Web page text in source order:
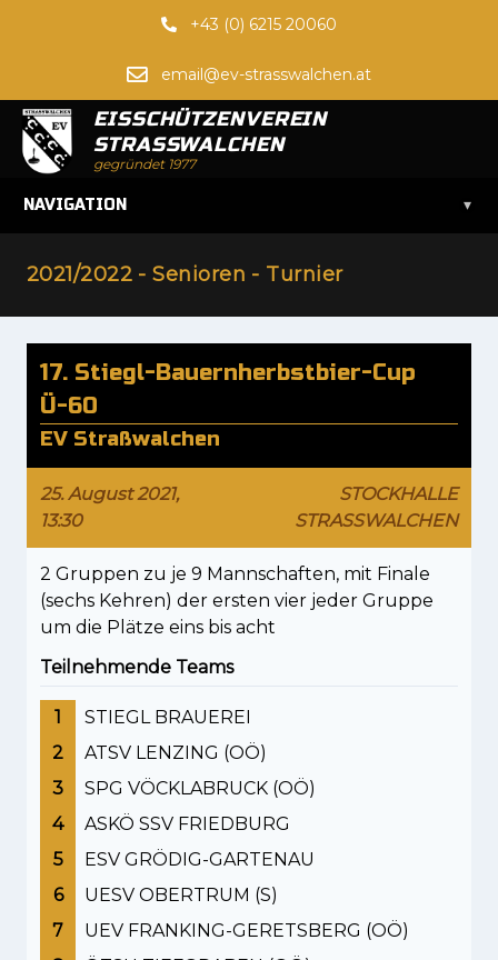
+43 (0) 6215 20060
email@ev-strasswalchen.at
EISSCHÜTZENVEREIN
STRASSWALCHEN
gegründet 1977
NAVIGATION ▾
2021/2022 - Senioren - Turnier
17. Stiegl-Bauernherbstbier-Cup
Ü-60
EV Straßwalchen
25. August 2021,
13:30
STOCKHALLE
STRASSWALCHEN
2 Gruppen zu je 9 Mannschaften, mit Finale
(sechs Kehren) der ersten vier jeder Gruppe
um die Plätze eins bis acht
Teilnehmende Teams
1
STIEGL BRAUEREI
2
ATSV LENZING (OÖ)
3
SPG VÖCKLABRUCK (OÖ)
4
ASKÖ SSV FRIEDBURG
5
ESV GRÖDIG-GARTENAU
6
UESV OBERTRUM (S)
7
UEV FRANKING-GERETSBERG (OÖ)